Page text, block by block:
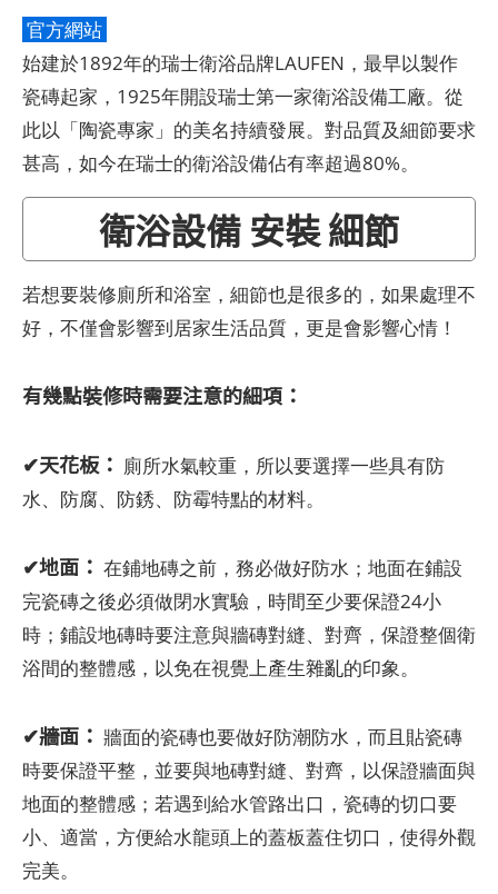
官方網站
始建於1892年的瑞士衛浴品牌LAUFEN，最早以製作
瓷磚起家，1925年開設瑞士第一家衛浴設備工廠。從
此以「陶瓷專家」的美名持續發展。對品質及細節要求
甚高，如今在瑞士的衛浴設備佔有率超過80%。
衛浴設備 安裝 細節
若想要裝修廁所和浴室，細節也是很多的，如果處理不
好，不僅會影響到居家生活品質，更是會影響心情！
有幾點裝修時需要注意的細項：
✔天花板： 廁所水氣較重，所以要選擇一些具有防
水、防腐、防銹、防霉特點的材料。
✔地面： 在鋪地磚之前，務必做好防水；地面在鋪設
完瓷磚之後必須做閉水實驗，時間至少要保證24小
時；鋪設地磚時要注意與牆磚對縫、對齊，保證整個衛
浴間的整體感，以免在視覺上產生雜亂的印象。
✔牆面： 牆面的瓷磚也要做好防潮防水，而且貼瓷磚
時要保證平整，並要與地磚對縫、對齊，以保證牆面與
地面的整體感；若遇到給水管路出口，瓷磚的切口要
小、適當，方便給水龍頭上的蓋板蓋住切口，使得外觀
完美。